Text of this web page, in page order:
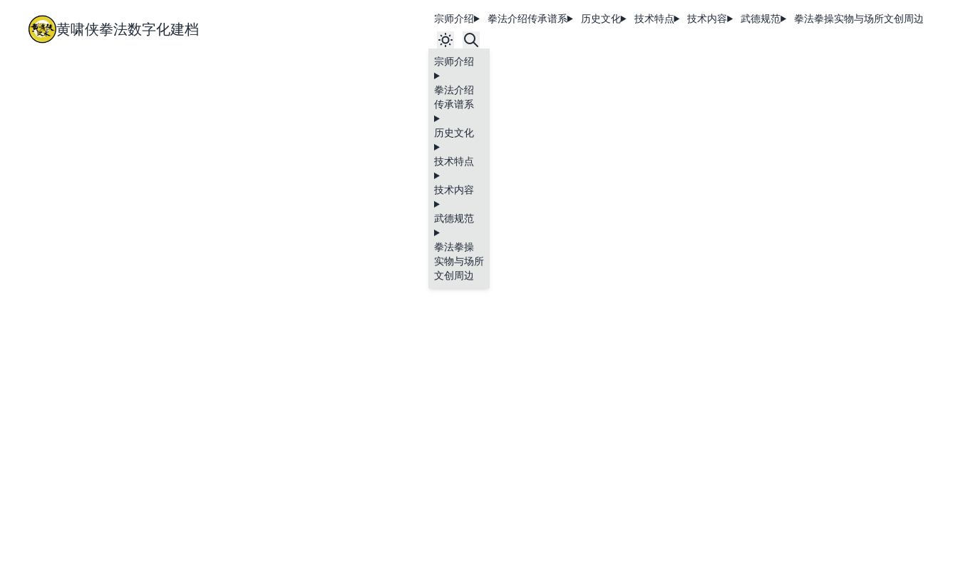
黄啸侠拳法数字化建档
宗师介绍 拳法介绍传承谱系 历史文化 技术特点 技术内容 武德规范 拳法拳操实物与场所文创周边
宗师介绍
拳法介绍
传承谱系
历史文化
技术特点
技术内容
武德规范
拳法拳操
实物与场所
文创周边